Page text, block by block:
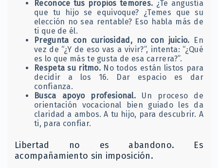
Reconoce tus propios temores. ¿Te angustia
que tu hijo se equivoque? ¿Temes que su
elección no sea rentable? Eso habla más de
ti que de él.
Pregunta con curiosidad, no con juicio. En
vez de “¿Y de eso vas a vivir?”, intenta: “¿Qué
es lo que más te gusta de esa carrera?”.
Respeta su ritmo. No todos están listos para
decidir a los 16. Dar espacio es dar
confianza.
Busca apoyo profesional. Un proceso de
orientación vocacional bien guiado les da
claridad a ambos. A tu hijo, para descubrir. A
ti, para confiar.
Libertad no es abandono. Es
acompañamiento sin imposición.